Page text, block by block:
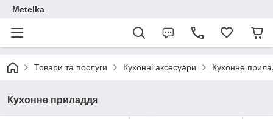
Metelka
Товари та послуги Кухонні аксесуари Кухонне
Кухонне приладдя